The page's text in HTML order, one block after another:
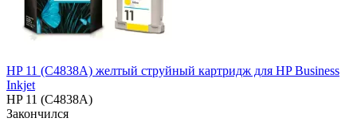
HP 11 (C4838A) желтый струйный картридж для HP Business
Inkjet
HP 11 (C4838A)
Закончился